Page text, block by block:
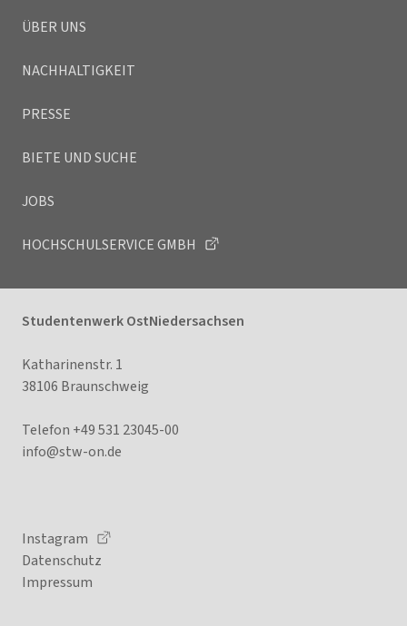
ÜBER UNS
NACHHALTIGKEIT
PRESSE
BIETE UND SUCHE
JOBS
HOCHSCHULSERVICE GMBH
Studentenwerk OstNiedersachsen
Katharinenstr. 1
38106 Braunschweig
Telefon +49 531 23045-00
info@stw-on.de
Instagram
Datenschutz
Impressum